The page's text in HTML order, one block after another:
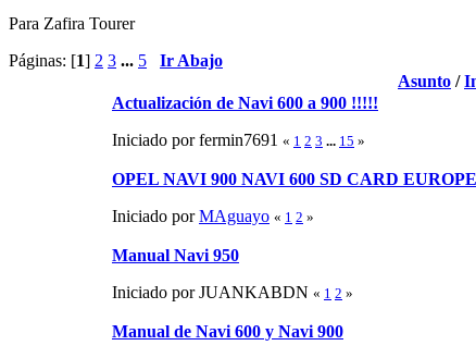
Para Zafira Tourer
Páginas: [1] 2 3 ... 5
Ir Abajo
Asunto /
Actualización de Navi 600 a 900 !!!!!
Iniciado por fermin7691 « 1 2 3 ... 15 »
OPEL NAVI 900 NAVI 600 SD CARD
Iniciado porMAguayo « 1 2 »
Manual Navi 950
Iniciado por JUANKABDN « 1 2 »
Manual de Navi 600 y Navi 900